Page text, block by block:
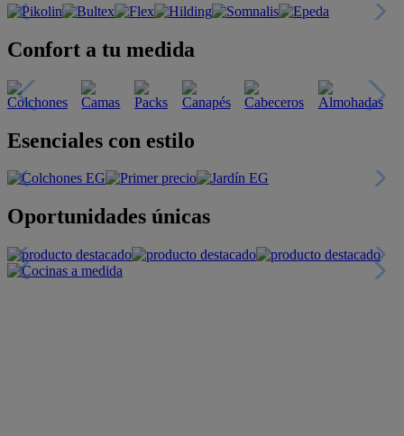
Confort a tu medida
Esenciales con estilo
Oportunidades únicas